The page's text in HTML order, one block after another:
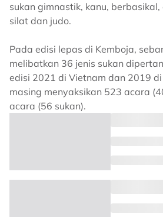
sukan gimnastik, kanu,
silat dan judo.
Pada edisi lepas di Kemboja,
melibatkan 36 jenis sukan
edisi 2021 di Vietnam dan 2019
masing menyaksikan 523 acara
acara (56 sukan).